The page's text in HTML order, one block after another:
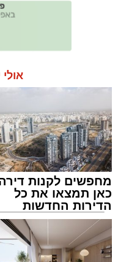
אולי
מחפשים לקנות
כאן תמצאו את כל
הדירות החדשות
למכירה באשדוד